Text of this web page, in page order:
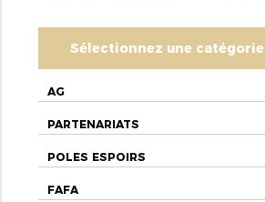
Sélectionnez une catégorie
AG
PARTENARIATS
POLES ESPOIRS
FAFA